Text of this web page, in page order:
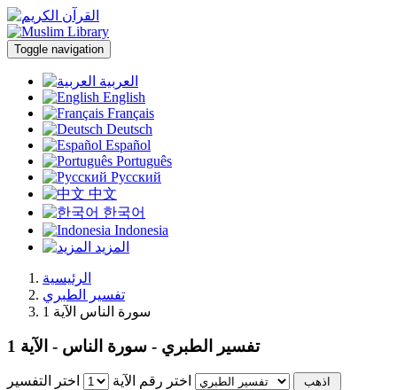
Toggle navigation
العربية
English
Français
Deutsch
Español
Português
Русский
中文
한국어
Indonesia
المزيد
الرئيسية
تفسير الطبري
سورة الناس الآية 1
تفسير الطبري - سورة الناس - الآية 1
اختر رقم الآية اختر التفسير